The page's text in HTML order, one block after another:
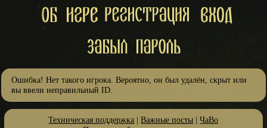
Ошибка! Нет такого игрока. Вероятно, он был удалён, скрыт или
вы ввели неправильный ID.
Техническая поддержка |Важные посты |ЧаВо